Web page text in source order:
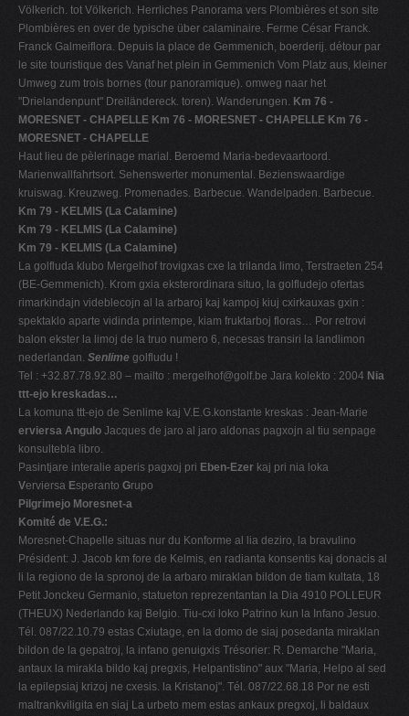
Völkerich. tot Völkerich. Herrliches Panorama vers Plombières et son site
Plombières en over de typische über calaminaire. Ferme César Franck.
Franck Galmeiflora. Depuis la place de Gemmenich, boerderij. détour par
le site touristique des Vanaf het plein in Gemmenich Vom Platz aus, kleiner
Umweg zum trois bornes (tour panoramique). omweg naar het
"Drielandenpunt" Dreiländereck. toren). Wanderungen. Km 76 -
MORESNET - CHAPELLE Km 76 - MORESNET - CHAPELLE Km 76 -
MORESNET - CHAPELLE
Haut lieu de pèlerinage marial. Beroemd Maria-bedevaartoord.
Marienwallfahrtsort. Sehenswerter monumental. Bezienswaardige
kruiswag. Kreuzweg. Promenades. Barbecue. Wandelpaden. Barbecue.
Km 79 - KELMIS (La Calamine)
Km 79 - KELMIS (La Calamine)
Km 79 - KELMIS (La Calamine)
La golfluda klubo Mergelhof trovigxas cxe la trilanda limo, Terstraeten 254
(BE-Gemmenich). Krom gxia eksterordinara situo, la golfludejo ofertas
rimarkindajn videblecojn al la arbaroj kaj kampoj kiuj cxirkauxas gxin :
spektaklo aparte vidinda printempe, kiam fruktarboj floras… Por retrovi
balon ekster la limoj de la truo numero 6, necesas transiri la landlimon
nederlandan. Senlime golfludu !
Tel : +32.87.78.92.80 – mailto : mergelhof@golf.be Jara kolekto : 2004 Nia
ttt-ejo kreskadas…
La komuna ttt-ejo de Senlime kaj V.E.G.konstante kreskas : Jean-Marie
erviersa Angulo Jacques de jaro al jaro aldonas pagxojn al tiu senpage
konsultebla libro.
Pasintjare interalie aperis pagxoj pri Eben-Ezer kaj pri nia loka
Verviersa Esperanto Grupo
Pilgrimejo Moresnet-a
Komité de V.E.G.:
Moresnet-Chapelle situas nur du Konforme al lia deziro, la bravulino
Président: J. Jacob km fore de Kelmis, en radianta konsentis kaj donacis al
li la regiono de la spronoj de la arbaro miraklan bildon de tiam kultata, 18
Petit Jonckeu Germanio, statueton reprezentantan la Dia 4910 POLLEUR
(THEUX) Nederlando kaj Belgio. Tiu-cxi loko Patrino kun la Infano Jesuo.
Tél. 087/22.10.79 estas Cxiutage, en la domo de siaj posedanta miraklan
bildon de la gepatroj, la infano genuigxis Trésorier: R. Demarche "Maria,
antaux la mirakla bildo kaj pregxis, Helpantistino" aux "Maria, Helpo al sed
la epilepsiaj krizoj ne cxesis. la Kristanoj". Tél. 087/22.68.18 Por ne esti
maltrankviligita en siaj La urbeto mem estas ankaux pregxoj, li baldaux